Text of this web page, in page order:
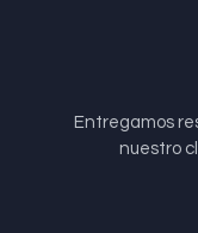
Entregamos
nuestro